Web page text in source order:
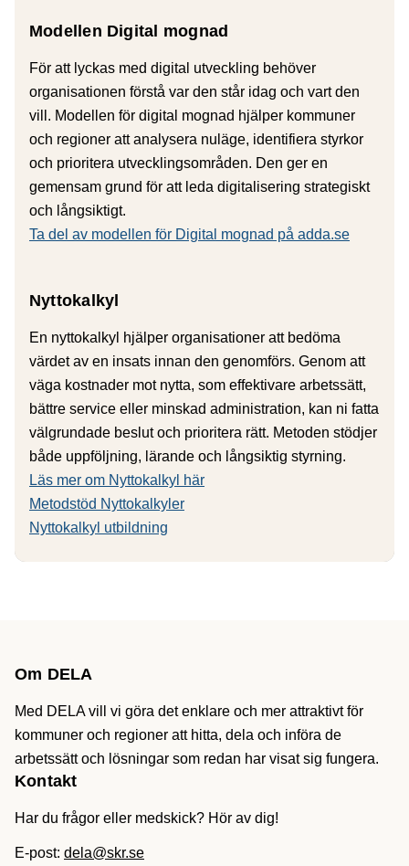
Modellen Digital mognad
För att lyckas med digital utveckling behöver
organisationen förstå var den står idag och vart den
vill. Modellen för digital mognad hjälper kommuner
och regioner att analysera nuläge, identifiera styrkor
och prioritera utvecklingsområden. Den ger en
gemensam grund för att leda digitalisering strategiskt
och långsiktigt.
Ta del av modellen för Digital mognad på adda.se
Nyttokalkyl
En nyttokalkyl hjälper organisationer att bedöma
värdet av en insats innan den genomförs. Genom att
väga kostnader mot nytta, som effektivare arbetssätt,
bättre service eller minskad administration, kan ni fatta
välgrundade beslut och prioritera rätt. Metoden stödjer
både uppföljning, lärande och långsiktig styrning.
Läs mer om Nyttokalkyl här
Metodstöd Nyttokalkyler
Nyttokalkyl utbildning
Om DELA
Med DELA vill vi göra det enklare och mer attraktivt för
kommuner och regioner att hitta, dela och införa de
arbetssätt och lösningar som redan har visat sig fungera.
Kontakt
Har du frågor eller medskick? Hör av dig!
E-post: dela@skr.se